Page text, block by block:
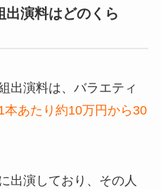
出演料はどのくら
出演料は、バラエティ
本あたり約10万円から30
出演しており、その人